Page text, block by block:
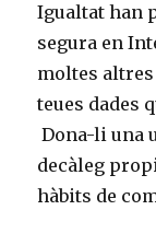
Igualtat han
segura en
moltes
teues dades
Dona-li una
decàleg
hàbits de